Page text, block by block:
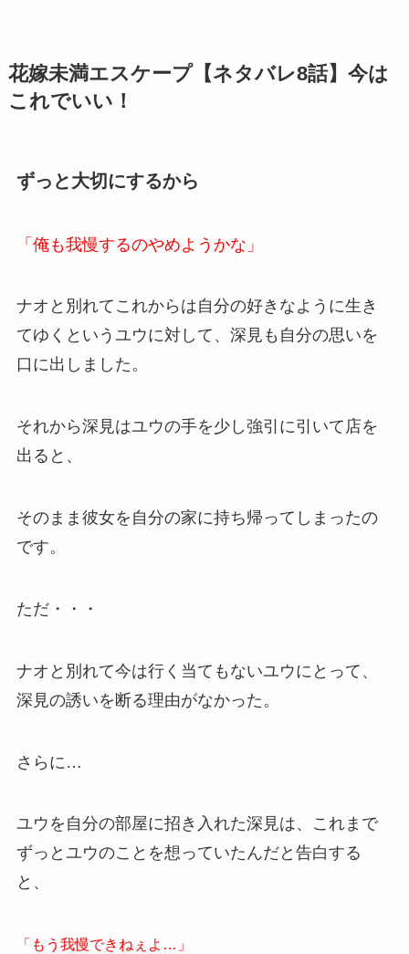
花嫁未満エスケープ【ネタバレ8話】今は
これでいい！
ずっと大切にするから
「俺も我慢するのやめようかな」
ナオと別れてこれからは自分の好きなように生き
てゆくというユウに対して、深見も自分の思いを
口に出しました。
それから深見はユウの手を少し強引に引いて店を
出ると、
そのまま彼女を自分の家に持ち帰ってしまったの
です。
ただ・・・
ナオと別れて今は行く当てもないユウにとって、
深見の誘いを断る理由がなかった。
さらに…
ユウを自分の部屋に招き入れた深見は、これまで
ずっとユウのことを想っていたんだと告白する
と、
「もう我慢できねぇよ…」